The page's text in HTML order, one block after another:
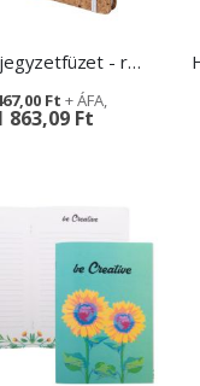
PURROC jegyzetfüzet - reklámajándék
863,09 Ft
Ft